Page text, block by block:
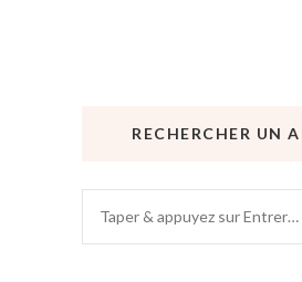
RECHERCHER UN
recherchiez